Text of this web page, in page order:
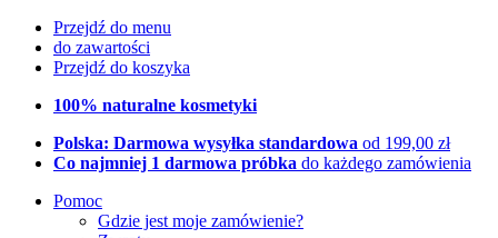
Przejdź do menu
do zawartości
Przejdź do koszyka
100% naturalne kosmetyki
Polska: Darmowa wysyłka standardowa od 199,00 zł
Co najmniej 1 darmowa próbka do każdego zamówienia
Pomoc
Gdzie jest moje zamówienie?